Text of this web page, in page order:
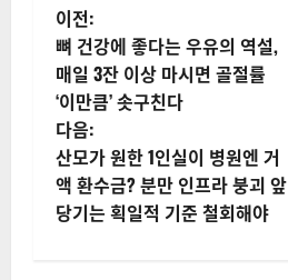
게
시
물
내
비
이전:
뼈 건강에 좋다는 우유의 역설,
매일 3잔 이상 마시면 골절률
‘이만큼’ 솟구친다
다음:
산모가 원한 1인실이 병원엔 거
액 환수금? 분만 인프라 붕괴 앞
당기는 획일적 기준 철회해야